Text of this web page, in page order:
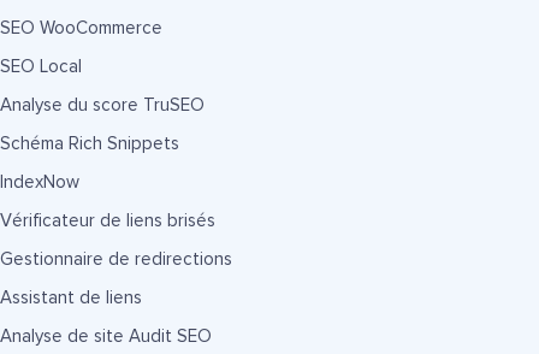
SEO WooCommerce
SEO Local
Analyse du score TruSEO
Schéma Rich Snippets
IndexNow
Vérificateur de liens brisés
Gestionnaire de redirections
Assistant de liens
Analyse de site Audit SEO